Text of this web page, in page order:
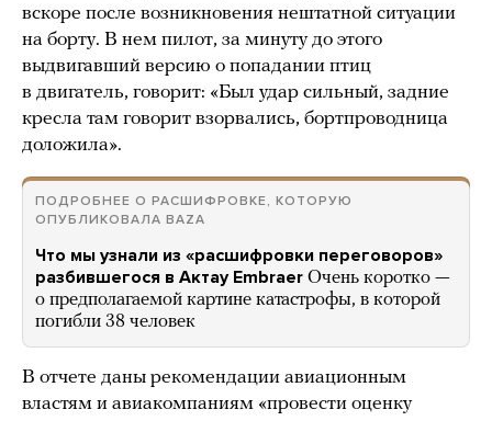
вскоре после возникновения нештатной ситуации
на борту. В нем пилот, за минуту до этого
выдвигавший версию о попадании птиц
в двигатель, говорит: «Был удар сильный, задние
кресла там говорит взорвались, бортпроводница
доложила».
ПОДРОБНЕЕ О РАСШИФРОВКЕ, КОТОРУЮ
ОПУБЛИКОВАЛА BAZA
Что мы узнали из «расшифровки переговоров»
разбившегося в Актау Embraer Очень коротко —
о предполагаемой картине катастрофы, в которой
погибли 38 человек
В отчете даны рекомендации авиационным
властям и авиакомпаниям «провести оценку